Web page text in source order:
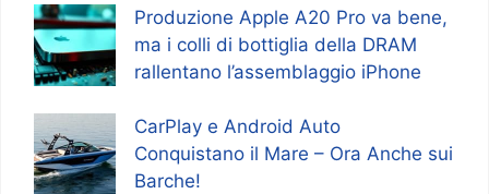
Produzione Apple A20 Pro va bene,
ma i colli di bottiglia della DRAM
rallentano l’assemblaggio iPhone
CarPlay e Android Auto
Conquistano il Mare – Ora Anche sui
Barche!